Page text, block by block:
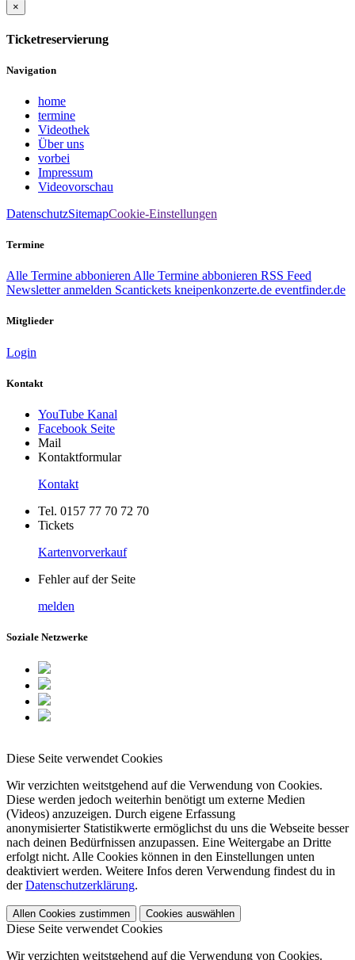
×
Ticketreservierung
Navigation
home
termine
Videothek
Über uns
vorbei
Impressum
Videovorschau
DatenschutzSitemapCookie-Einstellungen
Termine
Alle Termine abbonieren Alle Termine abbonieren RSS Feed
Newsletter anmelden Scantickets kneipenkonzerte.de eventfinder.de
Mitglieder
Login
Kontakt
YouTube Kanal
Facebook Seite
Mail
Kontaktformular
Kontakt
Tel. 0157 77 70 72 70
Tickets
Kartenvorverkauf
Fehler auf der Seite
melden
Soziale Netzwerke
Diese Seite verwendet Cookies
Wir verzichten weitstgehend auf die Verwendung von Cookies.
Diese werden jedoch weiterhin benötigt um externe Medien
(Videos) anzuzeigen. Durch eigene Erfassung
anonymisierter Statistikwerte ermöglichst du uns die Webseite besser
nach deinen Bedürfnissen anzupassen. Eine Weitergabe an Dritte
erfolgt nicht. Alle Cookies können in den Einstellungen unten
deaktiviert werden. Weitere Infos deren Verwendung findest du in
derDatenschutzerklärung.
Allen Cookies zustimmen Cookies auswählen
Diese Seite verwendet Cookies
Wir verzichten weitstgehend auf die Verwendung von Cookies.